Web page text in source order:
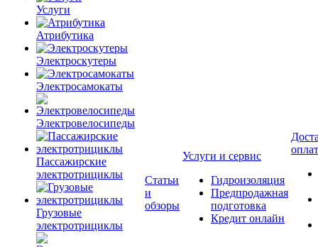
Услуги
Атрибутика
Электроскутеры
Электросамокаты
Электровелосипеды
Пассажирские
электротрициклы
Грузовые
электротрициклы
Статьи
и
обзоры
Услуги и сервис
Гидроизоляция
Предпродажная
подготовка
Кредит онлайн